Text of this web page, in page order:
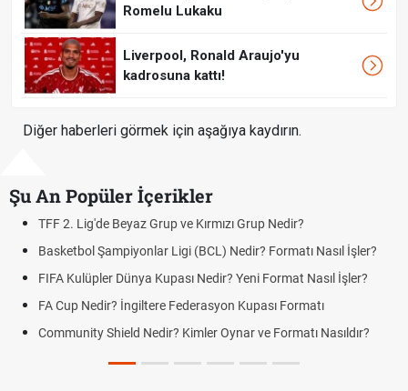
Romelu Lukaku
Liverpool, Ronald Araujo'yu
kadrosuna kattı!
Diğer haberleri görmek için aşağıya kaydırın.
Şu An Popüler İçerikler
TFF 2. Lig'de Beyaz Grup ve Kırmızı Grup Nedir?
Basketbol Şampiyonlar Ligi (BCL) Nedir? Formatı Nasıl İşler?
FIFA Kulüpler Dünya Kupası Nedir? Yeni Format Nasıl İşler?
FA Cup Nedir? İngiltere Federasyon Kupası Formatı
Community Shield Nedir? Kimler Oynar ve Formatı Nasıldır?